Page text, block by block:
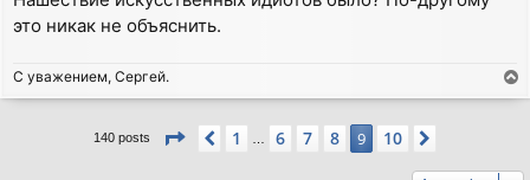
s
t
это никак не объяснить.
С уважением, Сергей.
o
140 posts Page 9 of 10
Previous
1 6 7 8 9 10